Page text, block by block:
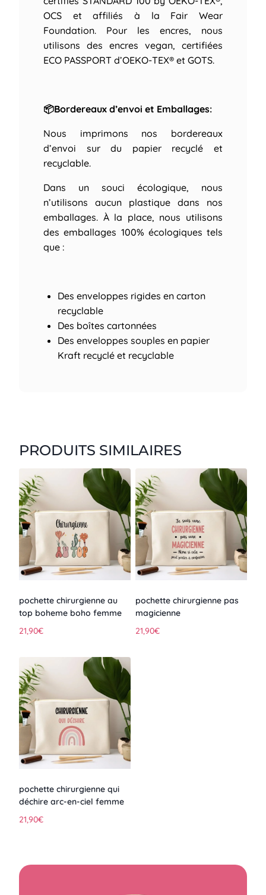
OCS et affiliés à la Fair Wear
Foundation. Pour les encres, nous
utilisons des encres vegan, certifiées
ECO PASSPORT d’OEKO-TEX® et GOTS.
📦Bordereaux d’envoi et Emballages:
Nous imprimons nos bordereaux
d’envoi sur du papier recyclé et
recyclable.
Dans un souci écologique, nous
n’utilisons aucun plastique dans nos
emballages. À la place, nous utilisons
des emballages 100% écologiques tels
que :
Des enveloppes rigides en carton
recyclable
Des boîtes cartonnées
Des enveloppes souples en papier
Kraft recyclé et recyclable
PRODUITS SIMILAIRES
pochette chirurgienne au
top boheme boho femme
21,90€
pochette chirurgienne pas
magicienne
21,90€
pochette chirurgienne qui
déchire arc-en-ciel femme
21,90€